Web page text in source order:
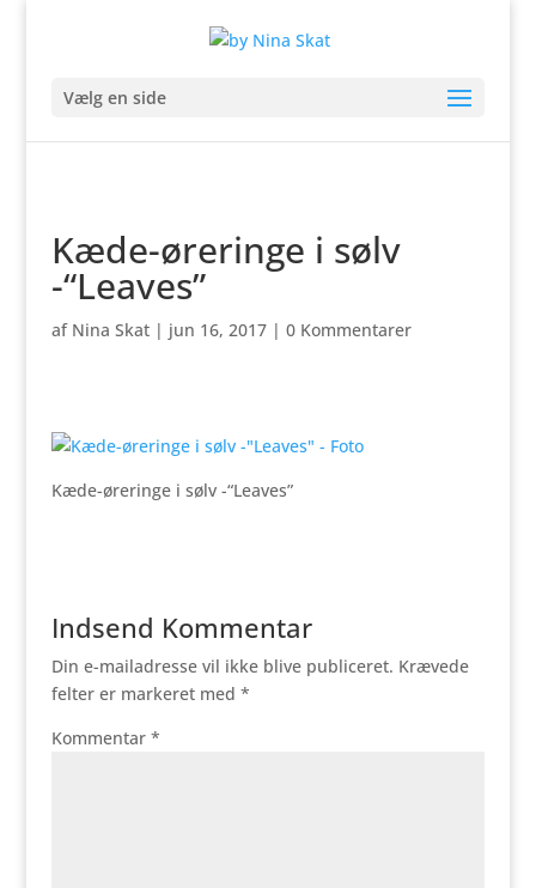
Vælg en side
Kæde-øreringe i sølv
-“Leaves”
af Nina Skat| jun 16, 2017| 0 Kommentarer
Kæde-øreringe i sølv -“Leaves”
Indsend Kommentar
Din e-mailadresse vil ikke blive publiceret. Krævede
felter er markeret med *
Kommentar *